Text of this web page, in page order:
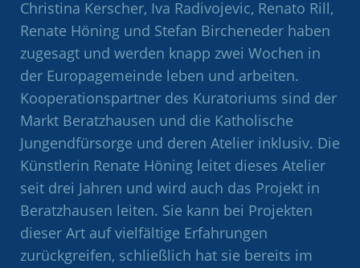
Christina Kerscher, Iva Radivojevic, Renato Rill,
Renate Höning und Stefan Bircheneder haben
zugesagt und werden knapp zwei Wochen in
der Europagemeinde leben und arbeiten.
Kooperationspartner des Kuratoriums sind der
Markt Beratzhausen und die Katholische
Jungendfürsorge und deren Atelier inklusiv. Die
Künstlerin Renate Höning leitet dieses Atelier
seit drei Jahren und wird auch das Projekt in
Beratzhausen leiten. Sie kann bei Projekten
dieser Art auf vielfältige Erfahrungen
zurückgreifen, schließlich hat sie bereits im